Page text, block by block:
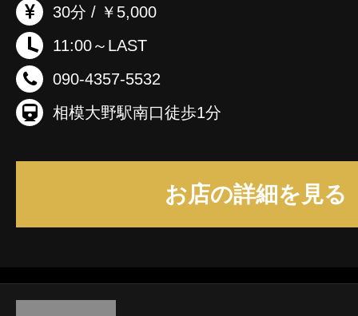
30分 / ￥5,000
11:00～LAST
090-4357-5532
相模大野駅南口徒歩1分
お店の詳細を見る